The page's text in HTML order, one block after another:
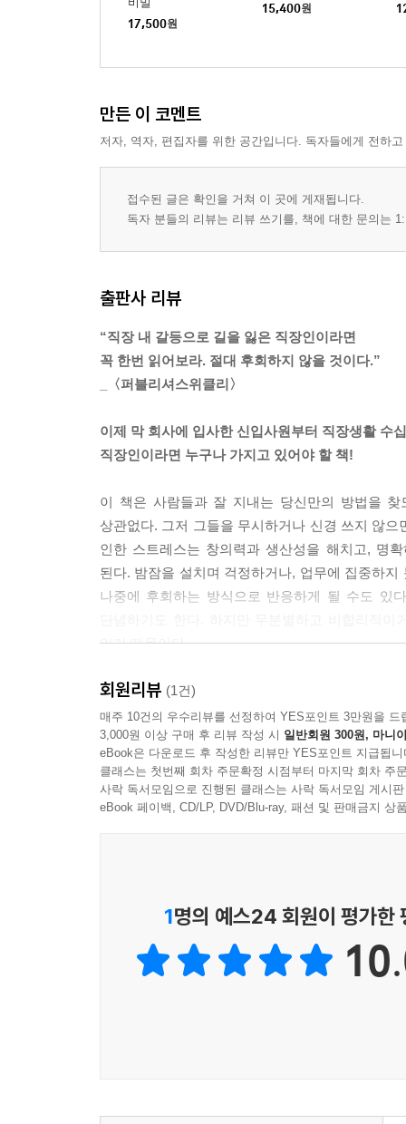
17,500원
15,400원
만든 이 코멘트
저자, 역자, 편집자를 위한 공간입니다. 독자들에게 전하
접수된 글은 확인을 거쳐 이 곳에 게재됩니다.
독자 분들의 리뷰는 리뷰 쓰기를, 책에 대한 문의는
출판사 리뷰
“직장 내 갈등으로 길을 잃은 직장인이라면
꼭 한번 읽어보라. 절대 후회하지 않을 것이다.”
_〈퍼블리셔스위클리〉
이제 막 회사에 입사한 신입사원부터 직장생활 수
직장인이라면 누구나 가지고 있어야 할 책!
이 책은 사람들과 잘 지내는 당신만의 방법을
상관없다. 그저 그들을 무시하거나 신경 쓰지 않
인한 스트레스는 창의력과 생산성을 해치고, 명
된다. 밤잠을 설치며 걱정하거나, 업무에 집중하
나중에 후회하는 방식으로 반응하게 될 수도 있
있기 때문이다.
『직장생활 인간관계론』은 단순한 처세술을 알
수도 있지만, 장기적으로는 상황을 악화하는 경
다음, 시도해볼 만한 전술을 제시한다. 그저 상
우리나라는 아시아 최초로 ‘직장 내 괴롭힘 금지
이는 직장 내 관계 스트레스가 대부분의 직장인
있어야 한다. 물론 나를 힘들게 하는 동료나 상
이 책을 통해 그들이 왜 그렇게 행동하는지, 이
올바르게 대응할 수 있는 방법을 알게 된다. 그
되는 순간, 우리의 괴로움 또한 적잖이 줄어들 것이
이 책은 총 3부로 구성되어 있다.
회원리뷰 (1건)
매주 10건의 우수리뷰를 선정하여 YES포인트 3만원을 드
3,000원 이상 구매 후 리뷰 작성 시 일반회원 300원, 마니
eBook은 다운로드 후 작성한 리뷰만 YES포인트 지급됩니
클래스는 첫번째 회차 주문확정 시점부터 마지막 회차 주
사락 독서모임으로 진행된 클래스는 사락 독서모임 게시
eBook 페이백, CD/LP, DVD/Blu-ray, 패션 및 판매금지 상
1명의 예스24 회원이 평가한